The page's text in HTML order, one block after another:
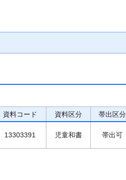
資料コード 資料区分 帯出区分
13303391 児童和書 帯出可